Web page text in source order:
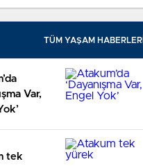
TÜM YAŞAM HABERLERİ
Var,
tek